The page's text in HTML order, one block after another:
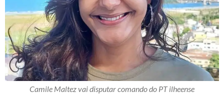
Camile Maltez vai disputar comando do PT ilheense